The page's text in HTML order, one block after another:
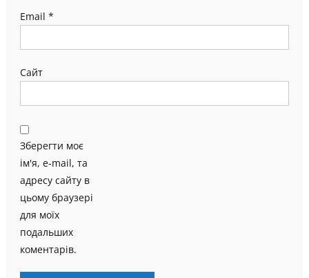
Email *
Сайт
Зберегти моє
ім'я, e-mail, та
адресу сайту в
цьому браузері
для моїх
подальших
коментарів.